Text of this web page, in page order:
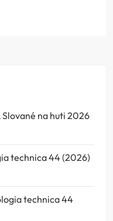
na huti 2026
technica 44 (2026)
technica 44